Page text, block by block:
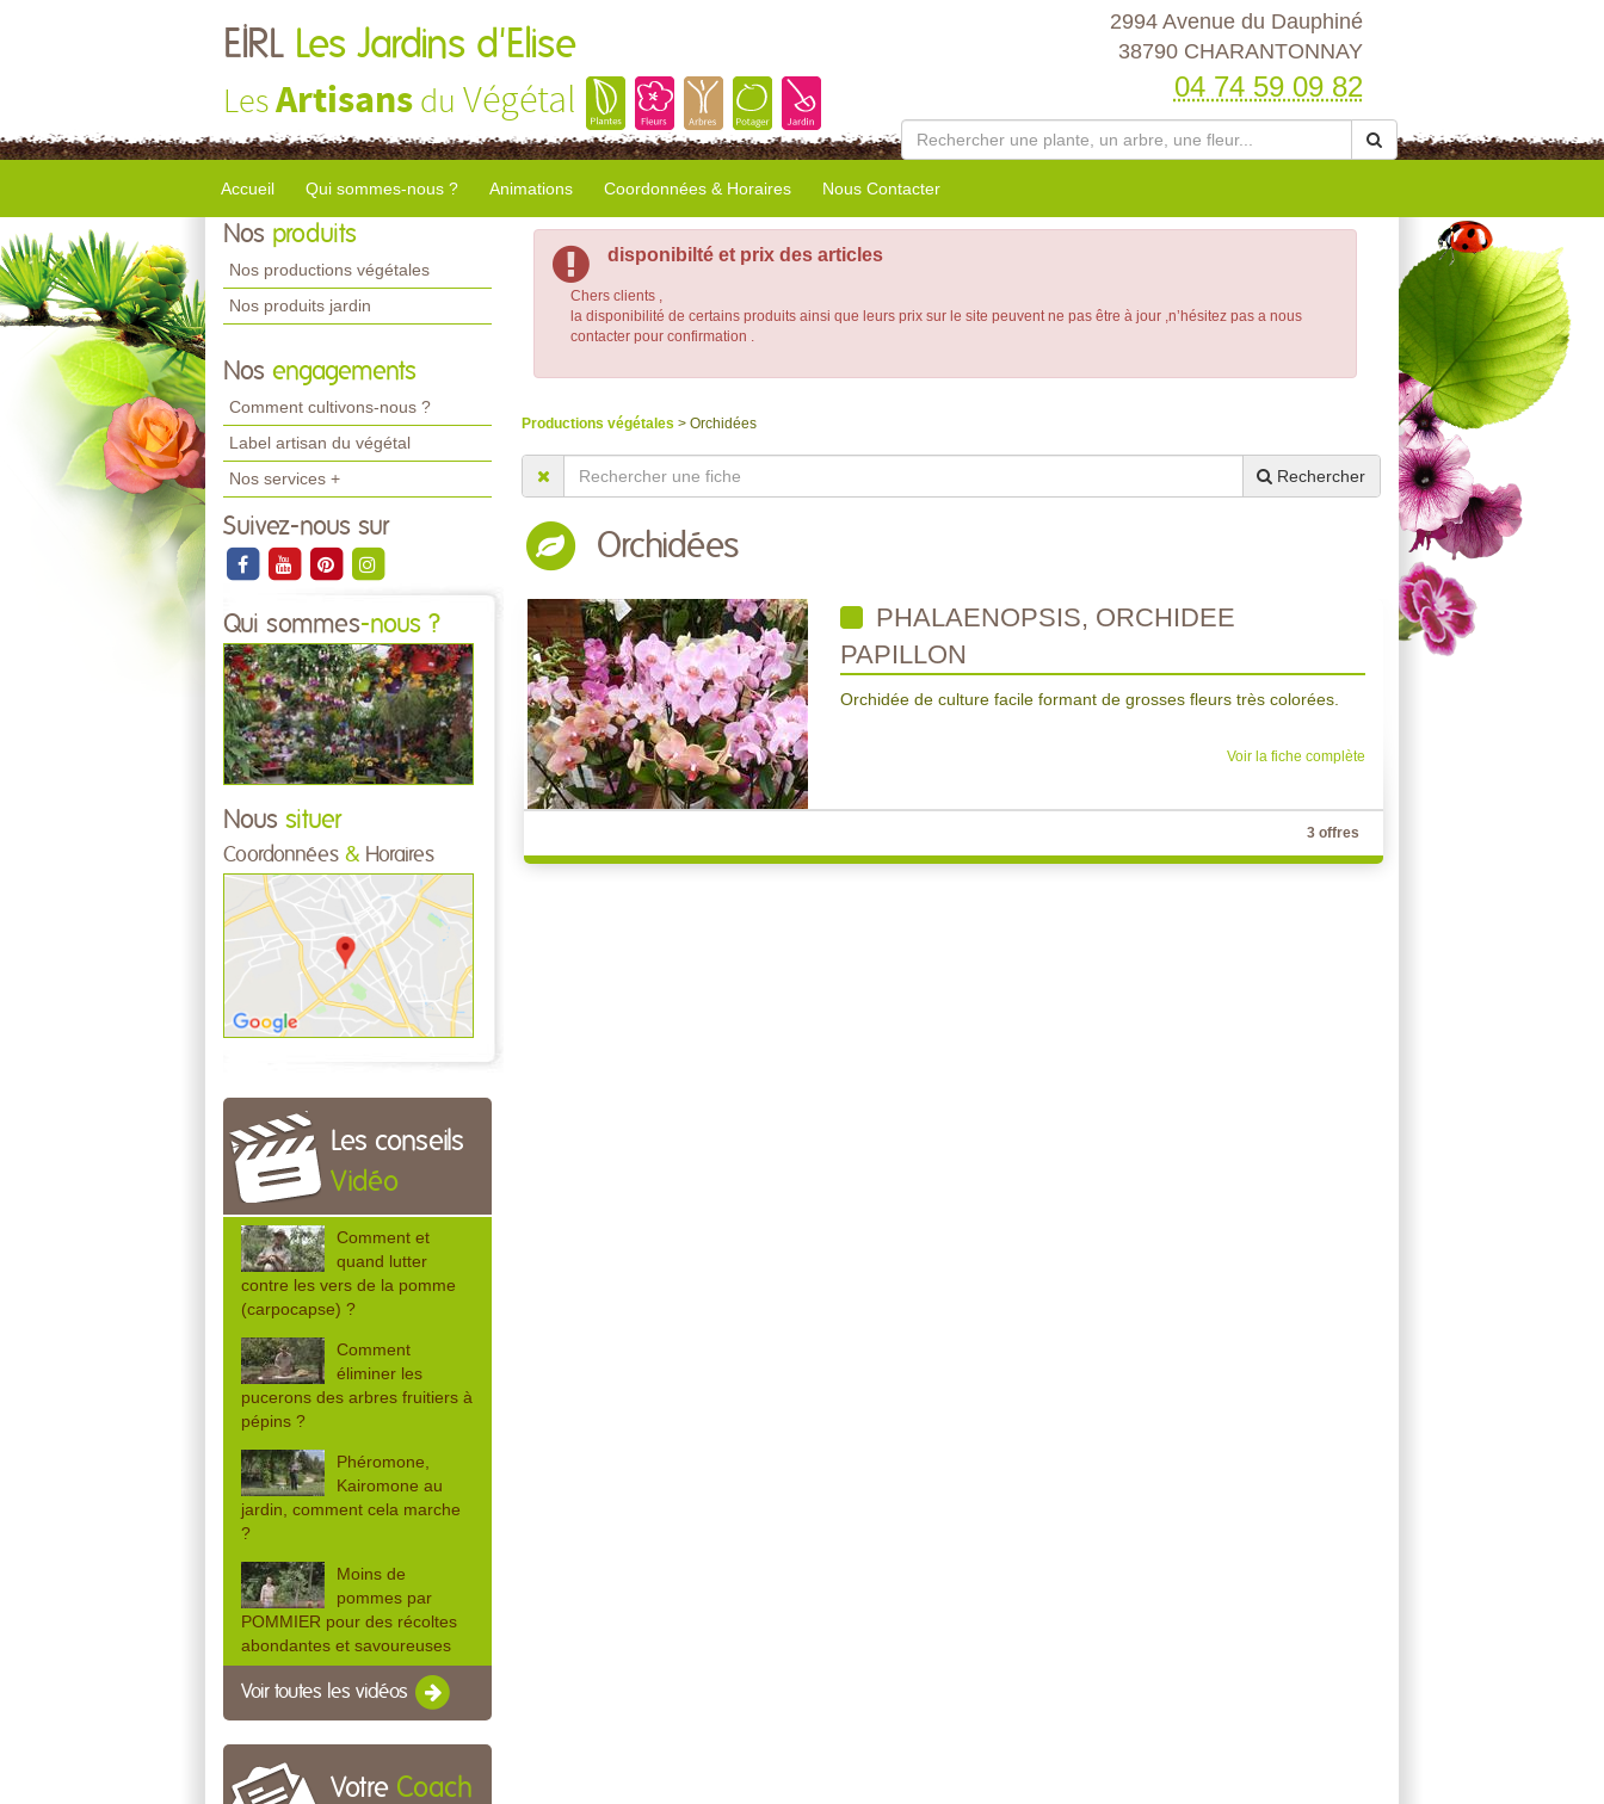
EIRL Les Jardins d'Elise
LesArtisans du Végétal
2994 Avenue du Dauphiné
38790 CHARANTONNAY
04 74 59 09 82
Accueil Qui sommes-nous ? Animations Coordonnées & Horaires Nous Contacter
Nos produits
Nos productions végétales
Nos produits jardin
Nos engagements
Comment cultivons-nous ?
Label artisan du végétal
Nos services +
Suivez-nous sur
Qui sommes-nous ?
Nous situer
Coordonnées & Horaires
Les conseils
Vidéo
Comment et
quand lutter
contre les vers de la pomme
(carpocapse) ?
Comment
éliminer les
pucerons des arbres fruitiers à
pépins ?
Phéromone,
Kairomone au
jardin, comment cela marche
?
Moins de
pommes par
POMMIER pour des récoltes
abondantes et savoureuses
Voir toutes les vidéos
Votre Coach
disponibilté et prix des articles
Chers clients ,
la disponibilité de certains produits ainsi que leurs prix sur le site peuvent ne pas être à jour ,n’hésitez pas a nous
contacter pour confirmation .
Productions végétales > Orchidées
Rechercher
Orchidées
PHALAENOPSIS, ORCHIDEE
PAPILLON
Orchidée de culture facile formant de grosses fleurs très colorées.
Voir la fiche complète
3 offres